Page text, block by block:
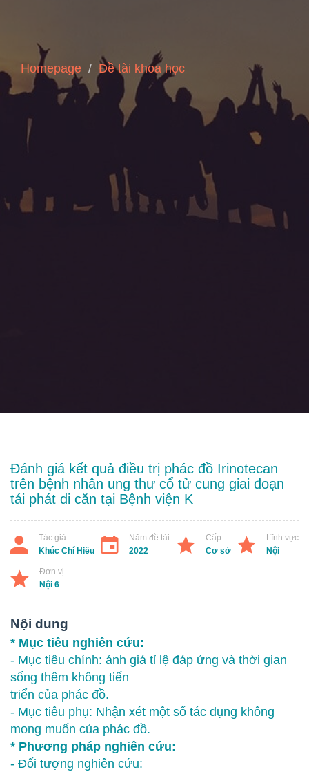
Homepage Đề tài khoa học
Đánh giá kết quả điều trị phác đồ Irinotecan
trên bệnh nhân ung thư cổ tử cung giai đoạn
tái phát di căn tại Bệnh viện K
Tác giả
Khúc Chí Hiếu
Năm đề tài
2022
Cấp
Cơ sở
Lĩnh vực
Nội
Đơn vị
Nội 6
Nội dung
* Mục tiêu nghiên cứu:
- Mục tiêu chính: ánh giá tỉ lệ đáp ứng và thời gian
sống thêm không tiến
triển của phác đồ.
- Mục tiêu phụ: Nhận xét một số tác dụng không
mong muốn của phác đồ.
* Phương pháp nghiên cứu:
- Đối tượng nghiên cứu: